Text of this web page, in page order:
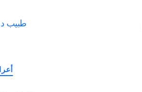
طبيب